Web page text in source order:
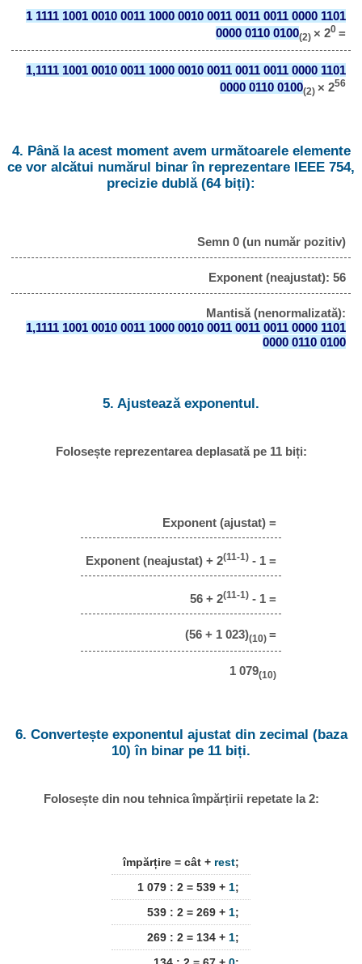
1 1111 1001 0010 0011 1000 0010 0011 0011 0011 0000 1101
0000 0110 0100(2) × 20 =
1,1111 1001 0010 0011 1000 0010 0011 0011 0011 0000 1101
0000 0110 0100(2) × 256
4. Până la acest moment avem următoarele elemente
ce vor alcătui numărul binar în reprezentare IEEE 754,
precizie dublă (64 biți):
Semn 0 (un număr pozitiv)
Exponent (neajustat): 56
Mantisă (nenormalizată):
1,1111 1001 0010 0011 1000 0010 0011 0011 0011 0000 1101
0000 0110 0100
5. Ajustează exponentul.
Folosește reprezentarea deplasată pe 11 biți:
Exponent (ajustat) =
Exponent (neajustat) + 2(11-1) - 1 =
56 + 2(11-1) - 1 =
(56 + 1 023)(10) =
1 079(10)
6. Convertește exponentul ajustat din zecimal (baza
10) în binar pe 11 biți.
Folosește din nou tehnica împărțirii repetate la 2:
împărțire = cât + rest;
1 079 : 2 = 539 + 1;
539 : 2 = 269 + 1;
269 : 2 = 134 + 1;